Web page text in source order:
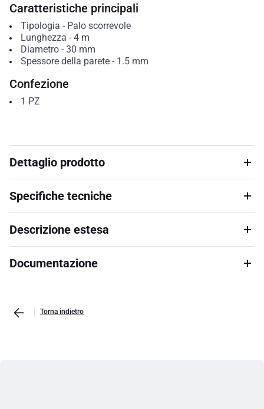
Caratteristiche principali
Tipologia - Palo scorrevole
Lunghezza - 4 m
Diametro- 30 mm
Spessore della parete- 1.5 mm
Confezione
1 PZ
Dettaglio prodotto
Specifiche tecniche
Descrizione estesa
Documentazione
Torna indietro